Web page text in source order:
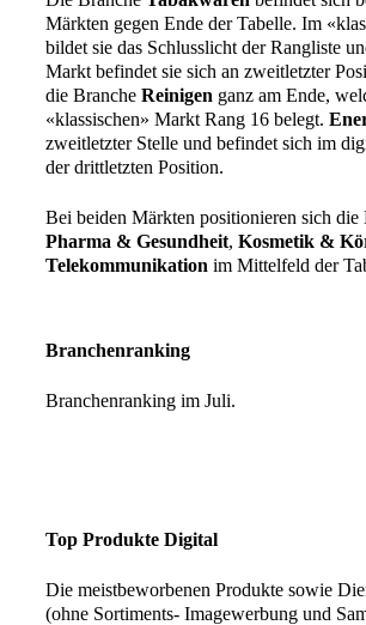
Märkten gegen Ende der Tabelle. Im
bildet sie das Schlusslicht der Rangliste
Markt befindet sie sich an zweitletzter
die Branche Reinigen ganz am Ende,
«klassischen» Markt Rang 16 belegt.
zweitletzter Stelle und befindet sich im
der drittletzten Position.
Bei beiden Märkten positionieren sich die
Pharma & Gesundheit, Kosmetik &
Telekommunikation im Mittelfeld der
Branchenranking
Branchenranking im Juli.
Top Produkte Digital
Die meistbeworbenen Produkte sowie
(ohne Sortiments- Imagewerbung und